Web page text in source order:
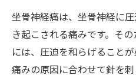
坐骨神経痛は、坐骨神経に
き起こされる痛みです。そ
には、圧迫を和らげること
痛みの原因に合わせて針を